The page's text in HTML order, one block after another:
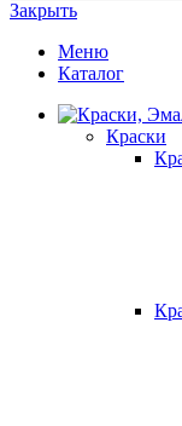
Закрыть
Меню
Каталог
Краски